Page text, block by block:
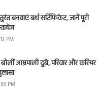
बनवाएं बर्थ सर्टिफिकेट, जानें पूरी
PM
आम्रपाली दुबे, परिवार और करियर
PM